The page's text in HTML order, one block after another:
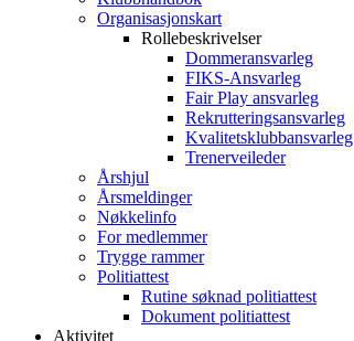
Organisasjonskart
Rollebeskrivelser
Dommeransvarleg
FIKS-Ansvarleg
Fair Play ansvarleg
Rekrutteringsansvarleg
Kvalitetsklubbansvarleg
Trenerveileder
Årshjul
Årsmeldinger
Nøkkelinfo
For medlemmer
Trygge rammer
Politiattest
Rutine søknad politiattest
Dokument politiattest
Aktivitet